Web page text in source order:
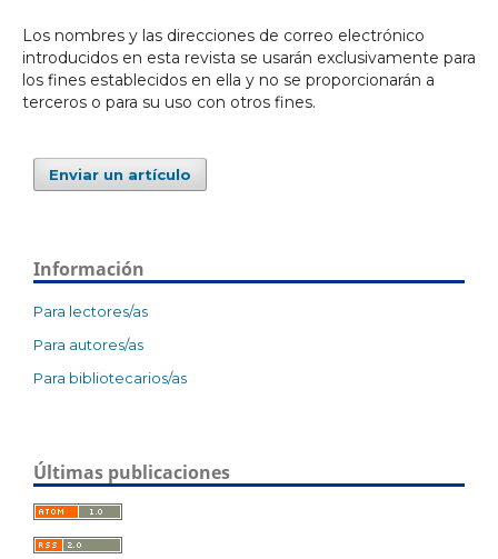
Los nombres y las direcciones de correo electrónico
introducidos en esta revista se usarán exclusivamente para
los fines establecidos en ella y no se proporcionarán a
terceros o para su uso con otros fines.
Enviar un artículo
Información
Para lectores/as
Para autores/as
Para bibliotecarios/as
Últimas publicaciones